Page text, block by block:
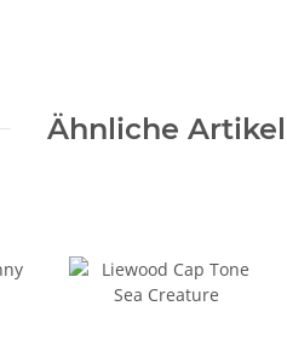
Ähnliche Artikel